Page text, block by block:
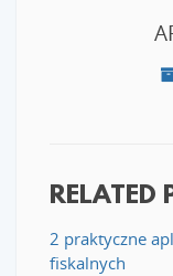
RELATED
2 praktyczne
fiskalnych